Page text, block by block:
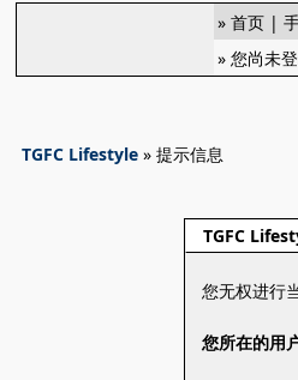
»首页 |
» 您尚未
TGFC Lifestyle » 提示信息
TGFC
您无权进行
您所在的用